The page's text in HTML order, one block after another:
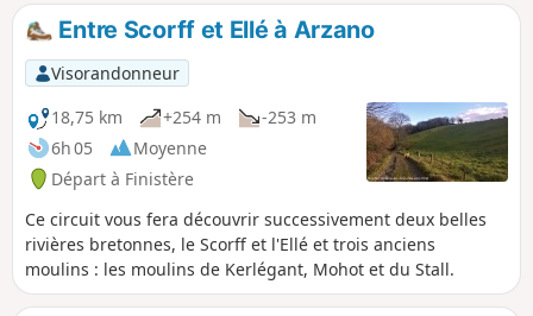
vous fera découvrir une très belle rivière sauvage aux eaux
fraîches et vives
Entre Scorff et Ellé à Arzano
Visorandonneur
18,75 km
+254 m
-253 m
6h 05
Moyenne
Départ à Finistère
Ce circuit vous fera découvrir successivement deux belles
rivières bretonnes, le Scorff et l'Ellé et trois anciens
moulins : les moulins de Kerlégant, Mohot et du Stall.